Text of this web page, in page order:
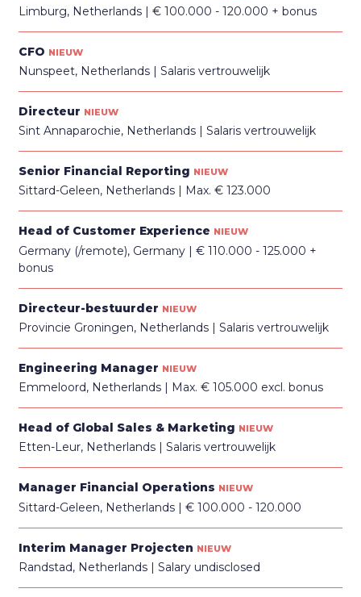
Limburg, Netherlands € 100.000 - 120.000 + bonus
CFO NIEUW
Nunspeet, Netherlands Salaris vertrouwelijk
Directeur NIEUW
Sint Annaparochie, Netherlands Salaris vertrouwelijk
Senior Financial Reporting NIEUW
Sittard-Geleen, Netherlands Max. € 123.000
Head of Customer Experience NIEUW
Germany (/remote), Germany
€ 110.000 - 125.000 +
bonus
Directeur-bestuurder NIEUW
Provincie Groningen, Netherlands Salaris vertrouwelijk
Engineering Manager NIEUW
Emmeloord, Netherlands Max. € 105.000 excl. bonus
Head of Global Sales & Marketing NIEUW
Etten-Leur, Netherlands Salaris vertrouwelijk
Manager Financial Operations NIEUW
Sittard-Geleen, Netherlands € 100.000 - 120.000
Interim Manager Projecten NIEUW
Randstad, Netherlands Salary undisclosed